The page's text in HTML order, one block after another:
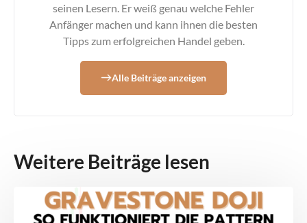
seinen Lesern. Er weiß genau welche Fehler
Anfänger machen und kann ihnen die besten
Tipps zum erfolgreichen Handel geben.
Alle Beiträge anzeigen
Weitere Beiträge lesen